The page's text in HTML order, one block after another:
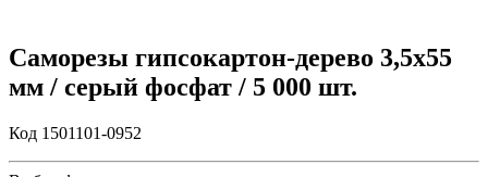
Саморезы гипсокартон-дерево 3,5х55
мм / серый фосфат / 5 000 шт.
Код 1501101-0952